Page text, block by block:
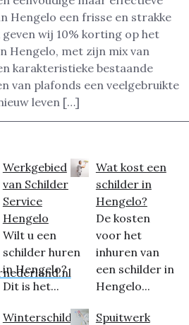
Hengelo een frisse en strakke
wij 10% korting op het
Hengelo, met zijn mix van
karakteristieke bestaande
van plafonds een veelgebruikte
leven […]
Werkgebied
van Schilder
Service
Hengelo
Wilt u een
schilder huren
in Hengelo?
Dit is het...
Winterschilder
Wat kost een
schilder in
Hengelo?
De kosten
voor het
inhuren van
een schilder in
Hengelo...
Spuitwerk